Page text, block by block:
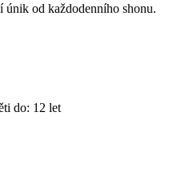
únik od každodenního shonu.
do: 12 let